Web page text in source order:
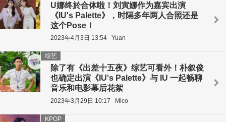
U娜终於合体啦！刘寅娜作为嘉宾出演
《IU's Palette》，时隔多年两人合照还是
这个Pose！
2023年4月3日 13:54 Yuan
除了有《出差十五夜》综艺可看外！朴叙俊
也确定出演《IU's Palette》与 IU 一起畅聊
音乐和电影幕后花絮
综艺
2023年3月29日 10:17 Mico
KPOP